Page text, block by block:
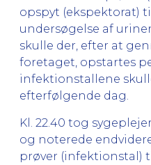
opspyt (ekspektorat)
undersøgelse af
skulle der, efter at
foretaget, opstartes
infektionstallene
efterfølgende dag.
Kl. 22.40 tog
og noterede
prøver (infektionstal)